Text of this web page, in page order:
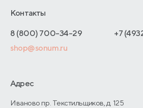
Отзывы покупателей
Как оформить заказ
Адреса магазинов
Договор-оферты
Отельерам
Оптовые продажи
О производстве
Контакты
8 (800) 700-34-29
+7
shop@sonum.ru
Адрес
Иваново пр. Текстильщиков, д. 125